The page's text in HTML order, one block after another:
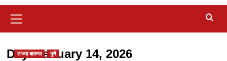
Menu
Day:January 14, 2026
ताज्या बातम्या पुणे